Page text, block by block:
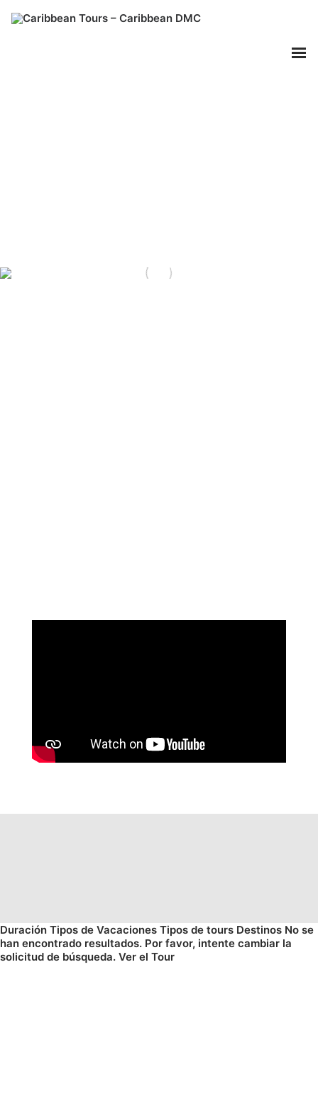
Caribbean Tours
Duración Tipos de Vacaciones Tipos de tours Destinos No se
han encontrado resultados. Por favor, intente cambiar la
solicitud de búsqueda. Ver el Tour